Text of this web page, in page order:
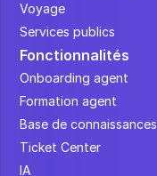
Voyage
Services publics
Fonctionnalités
Onboarding agent
Formation agent
Base de connaissances
Ticket Center
IA